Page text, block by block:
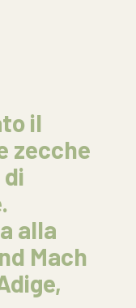
il
zecche
alla
Mach